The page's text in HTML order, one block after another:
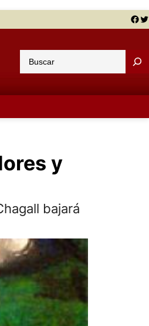
Facebook Twitter
u
a
y
bajará